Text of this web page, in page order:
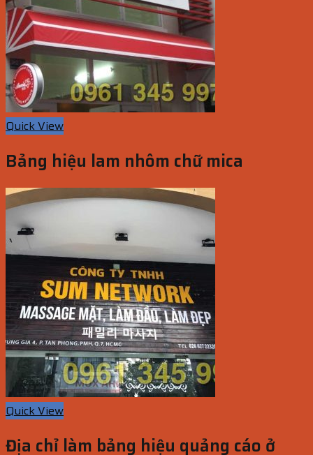
Quick View
Bảng hiệu lam nhôm chữ mica
Quick View
Địa chỉ làm bảng hiệu quảng cáo ở